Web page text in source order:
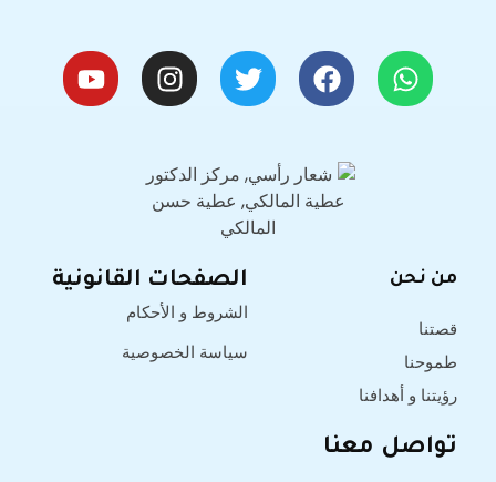
من نحن
قصتنا
طموحنا
رؤيتنا و أهدافنا
الصفحات القانونية
الشروط و الأحكام
سياسة الخصوصية
تواصل معنا